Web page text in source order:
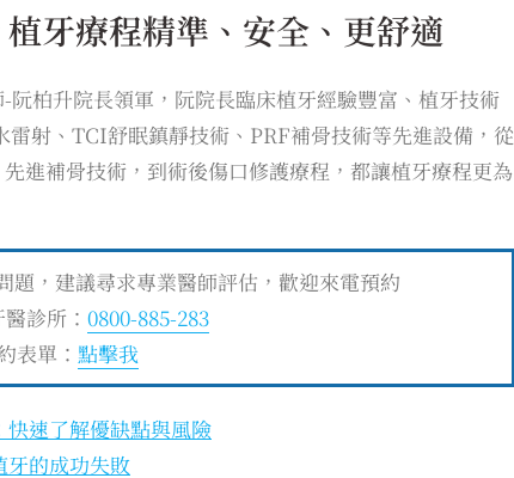
牙療程精準、安全、更舒適
阮柏升院長領軍，阮院長臨床植牙經驗豐富、植牙技術
射、TCI舒眠鎮靜技術、PRF補骨技術等先進設備，從
進補骨技術，到術後傷口修護療程，都讓植牙療程更為
題，建議尋求專業醫師評估，歡迎來電預約
診所： 0800-885-283
表單： 點擊我
速了解優缺點與風險
牙的成功失敗